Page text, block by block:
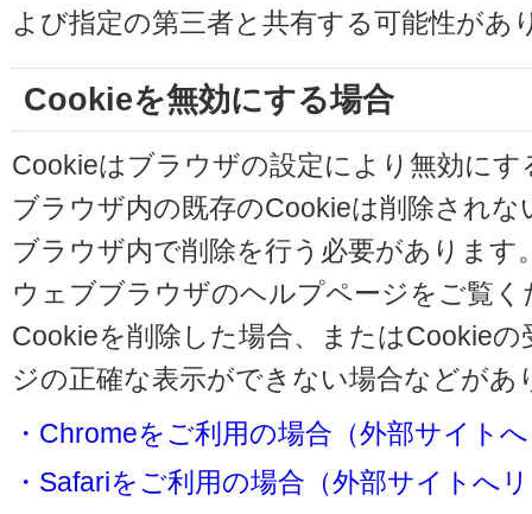
よび指定の第三者と共有する可能性があ
Cookieを無効にする場合
Cookieはブラウザの設定により無効に
ブラウザ内の既存のCookieは削除され
ブラウザ内で削除を行う必要があります
ウェブブラウザのヘルプページをご覧く
Cookieを削除した場合、またはCookie
ジの正確な表示ができない場合などが
・Chromeをご利用の場合（外部サイト
・Safariをご利用の場合（外部サイトへ